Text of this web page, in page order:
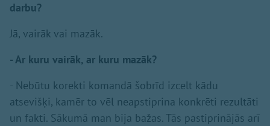
darbu?
Jā, vairāk vai mazāk.
- Ar kuru vairāk, ar kuru mazāk?
- Nebūtu korekti komandā šobrīd izcelt kādu
atsevišķi, kamēr to vēl neapstiprina konkrēti rezultāti
un fakti. Sākumā man bija bažas. Tās pastiprinājās arī